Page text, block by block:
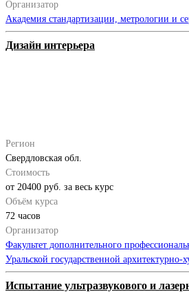
Организатор
Академия стандартизации, метрологии и
Дизайн интерьера
Регион
Свердловская обл.
Стоимость
от 20400 руб. за весь курс
Объём курса
72 часов
Организатор
Факультет дополнительного
Уральской государственной архитектурно-
Испытание ультразвукового и